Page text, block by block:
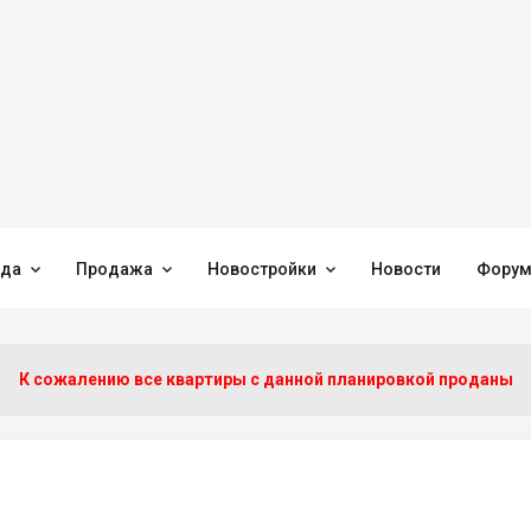
 Продажа  Новостройки  Новости Форум
К сожалению все квартиры c данной планировкой проданы